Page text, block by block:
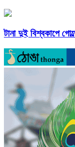
টানা দুই বিশ্বকাপে